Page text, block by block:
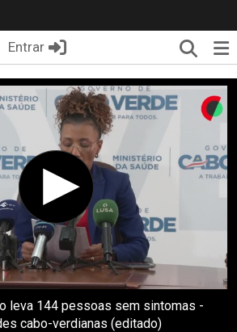
Entrar
leva 144 pessoas sem sintomas -
cabo-verdianas (editado)